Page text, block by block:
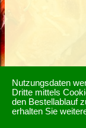
Nutzungsdaten
Dritte mittels
den Bestellablauf
erhalten Sie